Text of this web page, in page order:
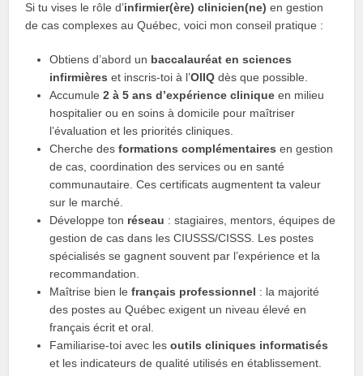
Si tu vises le rôle d’infirmier(ère) clinicien(ne) en gestion
de cas complexes au Québec, voici mon conseil pratique :
Obtiens d’abord un baccalauréat en sciences
infirmières et inscris-toi à l’OIIQ dès que possible.
Accumule2 à 5 ans d’expérience clinique en milieu
hospitalier ou en soins à domicile pour maîtriser
l’évaluation et les priorités cliniques.
Cherche desformations complémentaires en gestion
de cas, coordination des services ou en santé
communautaire. Ces certificats augmentent ta valeur
sur le marché.
Développe ton réseau : stagiaires, mentors, équipes de
gestion de cas dans les CIUSSS/CISSS. Les postes
spécialisés se gagnent souvent par l’expérience et la
recommandation.
Maîtrise bien lefrançais professionnel : la majorité
des postes au Québec exigent un niveau élevé en
français écrit et oral.
Familiarise-toi avec lesoutils cliniques informatisés
et les indicateurs de qualité utilisés en établissement.